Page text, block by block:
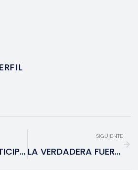
EL RETO DE PARTICIPAR EN EL 2024
SIGUIENTE
LA VERDADERA FUERZA ESTÁ DENTRO DE TI